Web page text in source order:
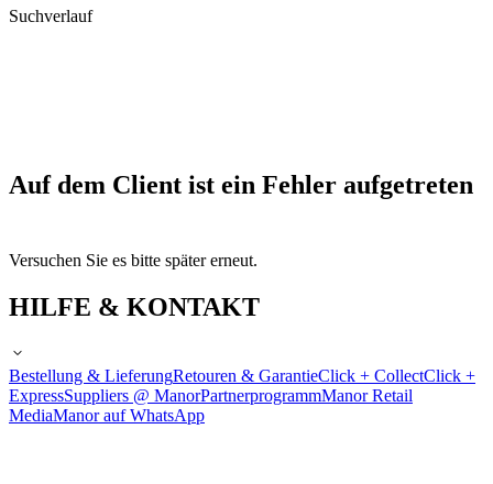
Suchverlauf
Auf dem Client ist ein Fehler aufgetreten
Versuchen Sie es bitte später erneut.
HILFE & KONTAKT
Bestellung & LieferungRetouren & GarantieClick + CollectClick +
ExpressSuppliers @ ManorPartnerprogrammManor Retail
MediaManor auf WhatsApp